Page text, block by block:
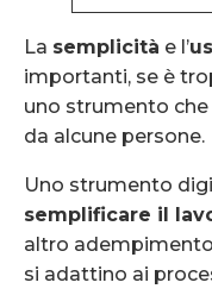
La semplicità e l’
importanti, se è
uno strumento
da alcune persone.
Uno strumento
semplificare il
altro
si adattino ai